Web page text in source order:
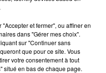
Voir plus
et fermer", ou affiner en
dans "Gérer mes choix".
sur "Continuer sans
que pour ce site. Vous
votre consentement à tout
situé en bas de chaque page.